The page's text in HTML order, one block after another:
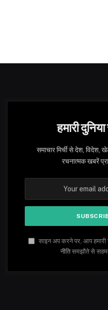
हमारी
समाचार मिर्ची से देश, विदेश,
रचनात्मक खबरें
साइन अप करने पर, आप हमारी
नीतिसमझौते से